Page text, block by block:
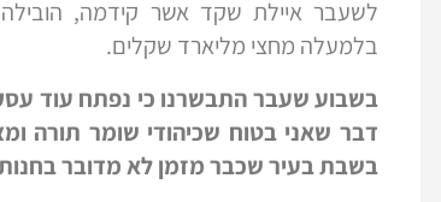
לשעבר איילת שקד אשר קידמה,
בלמעלה מחצי מליארד שקלים.
בשבוע שעבר התבשרנו כי נפתח עוד
דבר שאני בטוח שכיהודי שומר תורה
בשבת בעיר שכבר מזמן לא מדובר